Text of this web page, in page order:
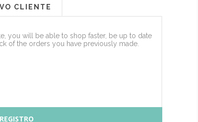
CLIENTE
you will be able to shop faster, be up to date
of the orders you have previously made.